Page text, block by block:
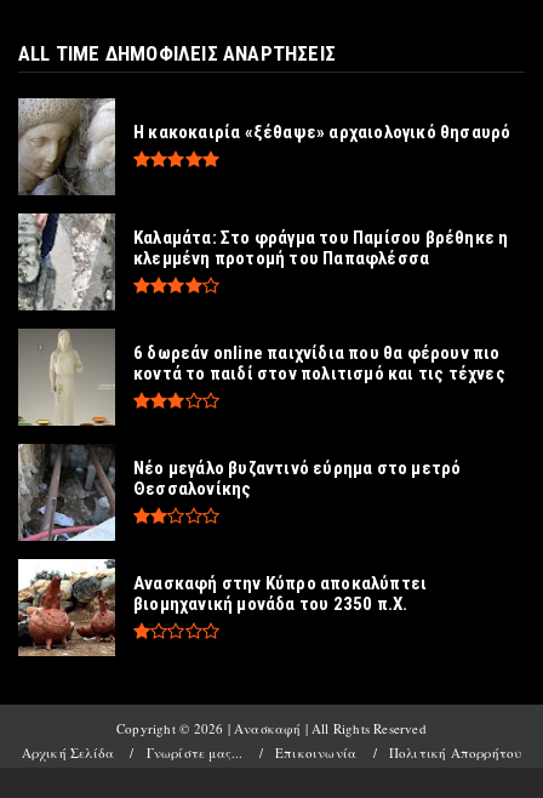
ALL TIME ΔΗΜΟΦΙΛΕΙΣ ΑΝΑΡΤΗΣΕΙΣ
Η κακοκαιρία «ξέθαψε» αρχαιολογικό θησαυρό
Καλαμάτα: Στο φράγμα του Παμίσου βρέθηκε η
κλεμμένη προτομή του Παπαφλέσσα
6 δωρεάν online παιχνίδια που θα φέρουν πιο
κοντά το παιδί στον πολιτισμό και τις τέχνες
Νέο μεγάλο βυζαντινό εύρημα στο μετρό
Θεσσαλονίκης
Ανασκαφή στην Κύπρο αποκαλύπτει
βιομηχανική μονάδα του 2350 π.Χ.
Copyright © 2026 | Ανασκαφή | All Rights Reserved
Αρχική Σελίδα
Γνωρίστε μας... Επικοινωνία Πολιτική Απορρήτου